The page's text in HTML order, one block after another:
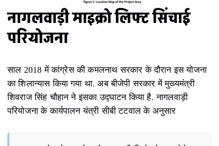
नागलवाड़ी माइक्रो लिफ्ट सिंचाई
परियोजना
साल 2018 में कांग्रेस की कमलनाथ सरकार के दौरान इस योजना
का शिलान्यास किया गया था. अब बीजेपी सरकार में मुख्यमंत्री
शिवराज सिंह चौहान ने इसका उद्घाटन किया है. नागलवाड़ी
परियोजना के कार्यपालन यंत्री सीबी टटवाल के अनुसार